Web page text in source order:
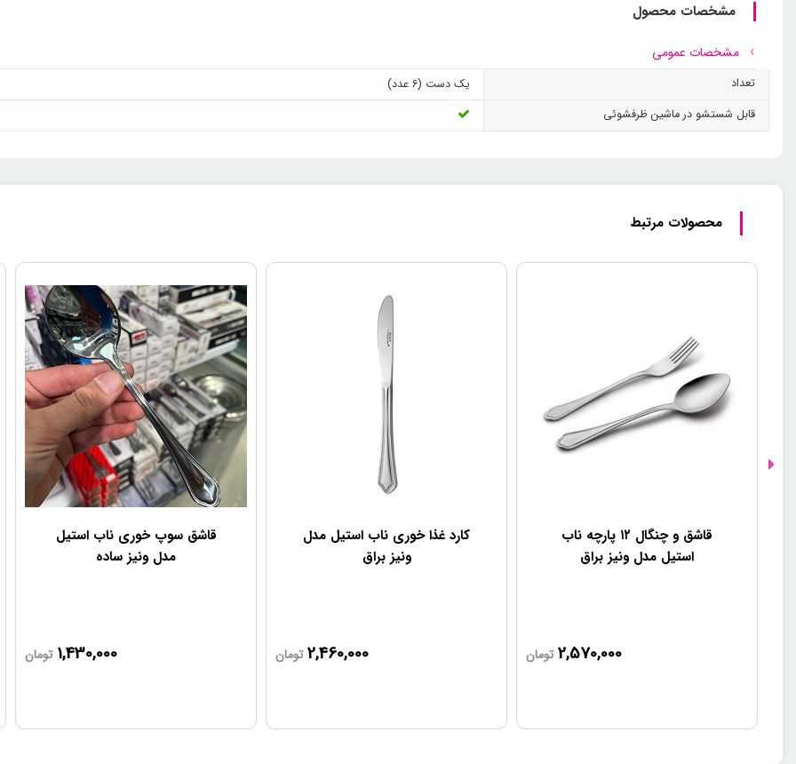
مشخصات محصول
مشخصات عمومی
تعداد
یک دست (6 عدد)
قابل شستشو در ماشین ظرفشوئی
محصولات مرتبط
قاشق و چنگال ۱۲ پارچه ناب
استیل مدل ونیز براق
2,570,000 تومان
کارد غذا خوری ناب استیل مدل
ونیز براق
2,460,000 تومان
قاشق سوپ خوری ناب استیل
مدل ونیز ساده
1,430,000 تومان